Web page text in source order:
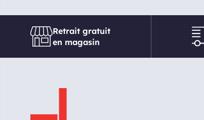
Retrait gratuit
en magasin